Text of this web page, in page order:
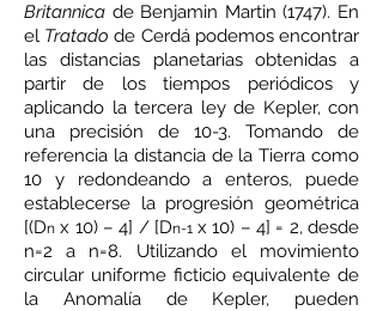
Britannica de Benjamin Martin (1747). En
el Tratado de Cerdá podemos encontrar
las distancias planetarias obtenidas a
partir de los tiempos periódicos y
aplicando la tercera ley de Kepler, con
una precisión de 10-3. Tomando de
referencia la distancia de la Tierra como
10 y redondeando a enteros, puede
establecerse la progresión geométrica
[(Dn x 10) – 4] / [Dn-1x 10) – 4] = 2, desde
n=2 a n=8. Utilizando el movimiento
circular uniforme ficticio equivalente de
la Anomalía de Kepler, pueden